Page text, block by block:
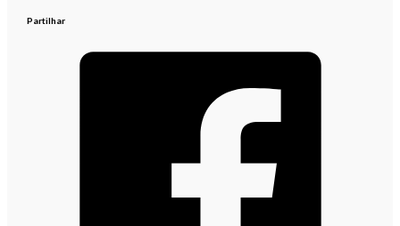
Partilhar